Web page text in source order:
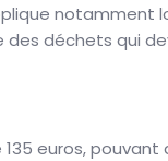
notamment
des déchets qui
euros,